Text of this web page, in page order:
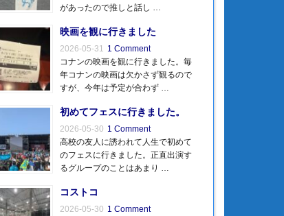
があったので推しと話し …
映画を観に行きました
2026-05-31
1 Comment
コナンの映画を観に行きました。毎
年コナンの映画は欠かさず観るので
すが、今年は予定が合わず …
初めてフェスに行きました。
2026-05-30 1 Comment
高校の友人に誘われて人生で初めて
のフェスに行きました。正直出演す
るグループのことはあまり …
コストコ
2026-05-30 1 Comment